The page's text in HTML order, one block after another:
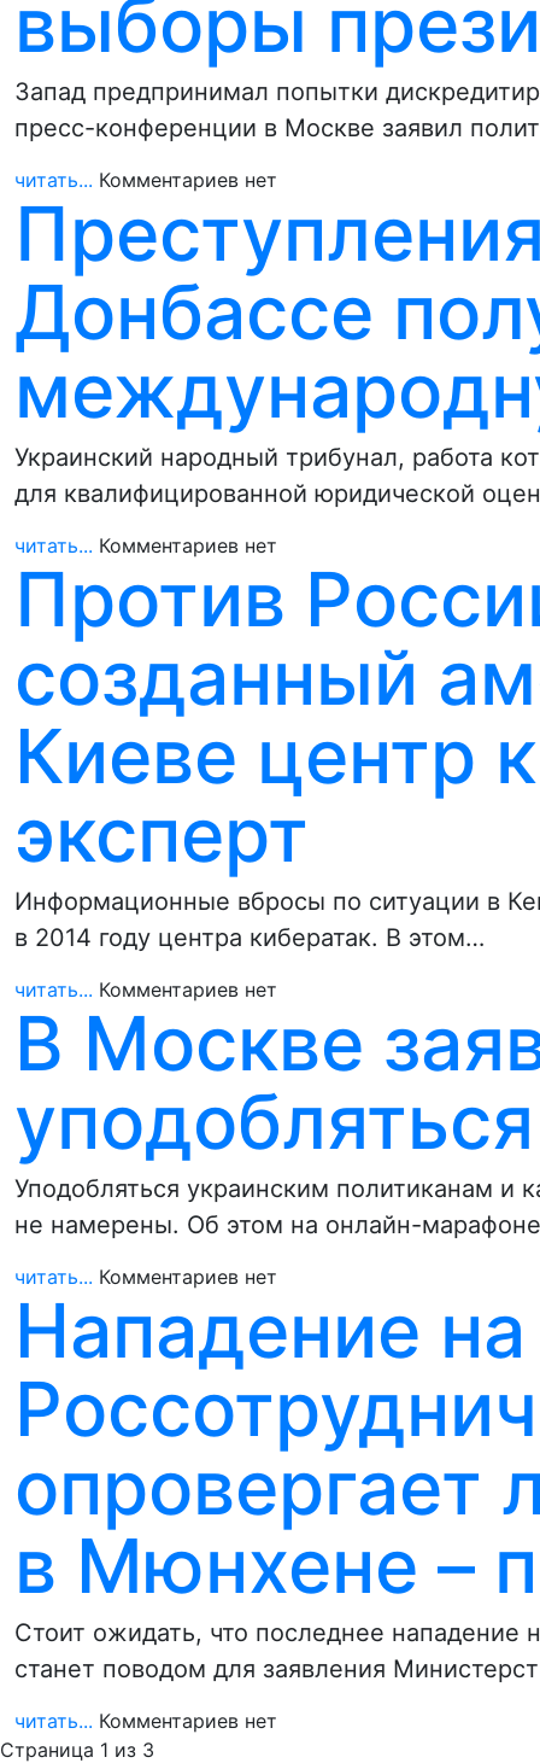
выборы
Запад предпринимал попытки
пресс-конференции в Москве заявил
читать... Комментариев нет
Донбассе
Украинский народный трибунал, работа
для квалифицированной юридической
читать... Комментариев нет
Против
созданный
Киеве центр
эксперт
Информационные вбросы по ситуации в
в 2014 году центра кибератак. В этом…
читать... Комментариев нет
В Москве
Уподобляться украинским политиканам и
не намерены. Об этом на онлайн-
читать... Комментариев нет
Нападение на
опровергает
в Мюнхене –
Стоит ожидать, что последнее нападение
станет поводом для заявления
читать... Комментариев нет
Страница 1 из 3